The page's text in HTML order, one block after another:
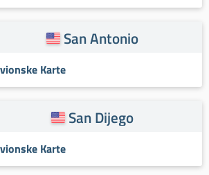
San Antonio
Karte
San Dijego
Karte